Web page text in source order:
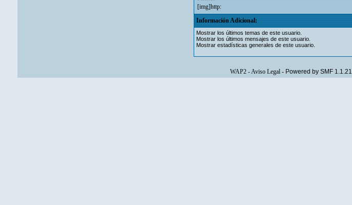
[img]http:
Información Adicional:
Mostrar los últimos temas de este usuario.
Mostrar los últimos mensajes de este usuario.
Mostrar estadísticas generales de este usuario.
WAP2-Aviso Legal- Powered by SMF 1.1.21